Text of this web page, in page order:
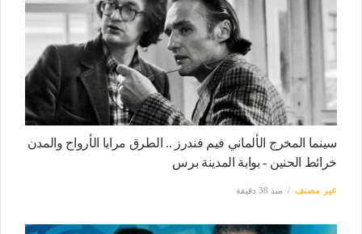
سينما المخرج الألماني فيم فندرز .. الطرق مرايا الأرواح والمدن
خرائط الحنين - بوابة المدينة برس
غير مصنف منذ 38 دقيقة